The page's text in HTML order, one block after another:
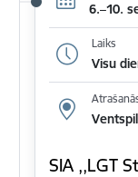
6.–10.
Laiks
Visu
SIA ,,LGT